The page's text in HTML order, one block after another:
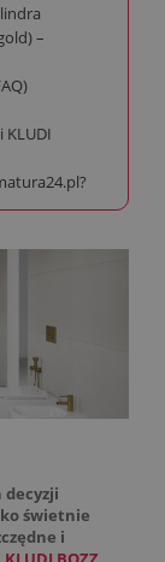
–
świetnie
i